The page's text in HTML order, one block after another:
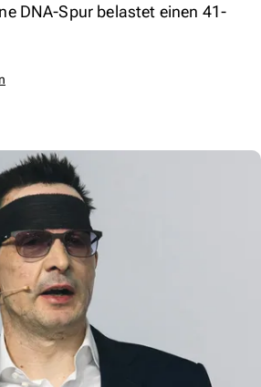
DNA-Spur belastet einen 41-